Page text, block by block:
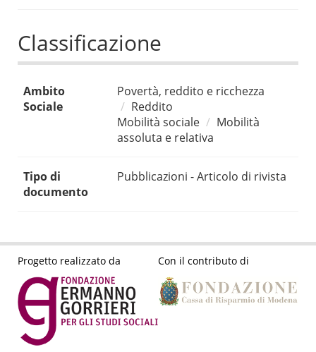
Classificazione
Ambito
Sociale
Povertà, reddito e ricchezza
Reddito
Mobilità sociale
Mobilità
assoluta e relativa
Tipo di
documento
Pubblicazioni - Articolo di rivista
Progetto realizzato da Con il contributo di